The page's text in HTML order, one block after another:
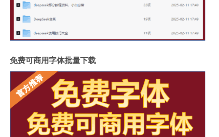
免费可商用字体批量下载